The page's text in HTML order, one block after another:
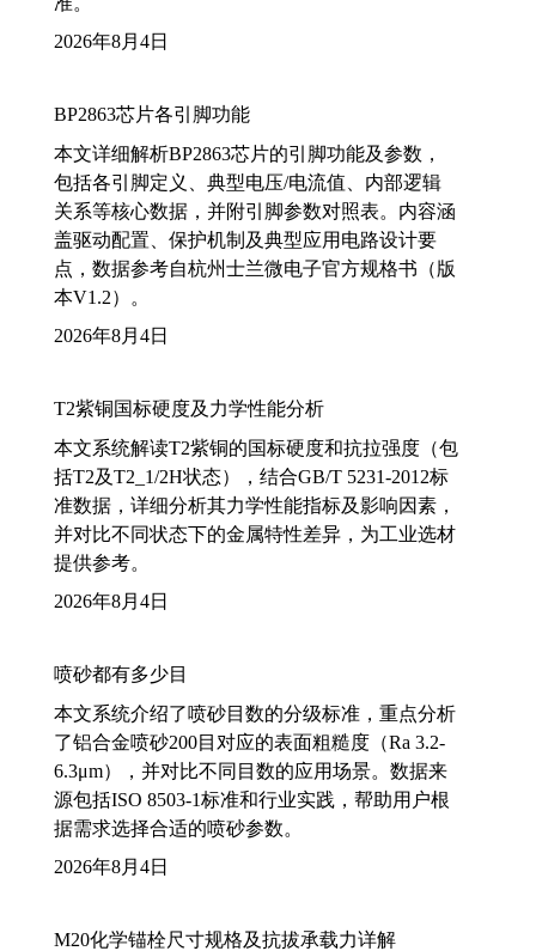
2026年8月4日
BP2863芯片各引脚功能
本文详细解析BP2863芯片的引脚功能及参数，
包括各引脚定义、典型电压/电流值、内部逻辑
关系等核心数据，并附引脚参数对照表。内容涵
盖驱动配置、保护机制及典型应用电路设计要
点，数据参考自杭州士兰微电子官方规格书（版
本V1.2）。
2026年8月4日
T2紫铜国标硬度及力学性能分析
本文系统解读T2紫铜的国标硬度和抗拉强度（包
括T2及T2_1/2H状态），结合GB/T 5231-2012标
准数据，详细分析其力学性能指标及影响因素，
并对比不同状态下的金属特性差异，为工业选材
提供参考。
2026年8月4日
喷砂都有多少目
本文系统介绍了喷砂目数的分级标准，重点分析
了铝合金喷砂200目对应的表面粗糙度（Ra 3.2-
6.3μm），并对比不同目数的应用场景。数据来
源包括ISO 8503-1标准和行业实践，帮助用户根
据需求选择合适的喷砂参数。
2026年8月4日
M20化学锚栓尺寸规格及抗拔承载力详解